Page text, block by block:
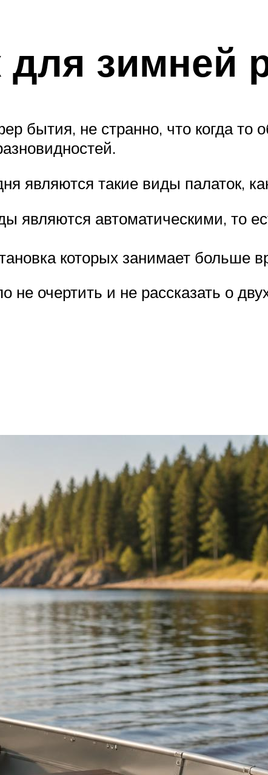
для зимней
бытия, не странно, что когда
являются такие виды палаток,
являются автоматическими, то
которых занимает больше
не очертить и не рассказать о